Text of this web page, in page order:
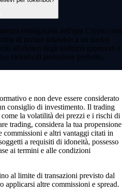
obbligatoria dell'app Crypto.com
di inviare tokenbot a un nuovo
all'elenco degli indirizzi approvati e
metodo di protezione preferito,
e non deve essere considerato
consiglio di investimento. Il trading
la volatilità dei prezzi e i rischi di
trading, considera la tua propensione
e altri vantaggi citati in
a requisiti di idoneità, possesso
ai termini e alle condizioni
al limite di transazioni previsto dal
altre commissioni e spread.